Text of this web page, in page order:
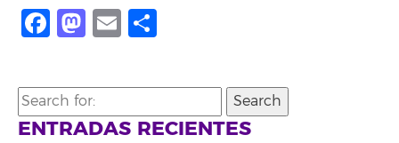
Facebook
Mastodon
Email
Search
for:
ENTRADAS RECIENTES